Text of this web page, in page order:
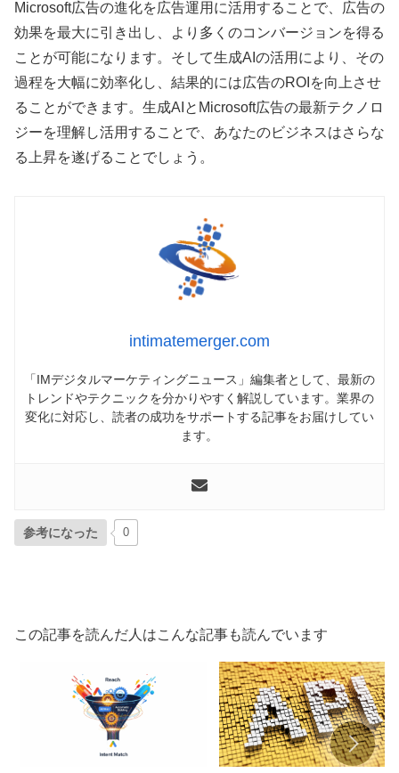
Microsoft広告の進化を広告運用に活用することで、広告の
効果を最大に引き出し、より多くのコンバージョンを得る
ことが可能になります。そして生成AIの活用により、その
過程を大幅に効率化し、結果的には広告のROIを向上させ
ることができます。生成AIとMicrosoft広告の最新テクノロ
ジーを理解し活用することで、あなたのビジネスはさらな
る上昇を遂げることでしょう。
intimatemerger.com
「IMデジタルマーケティングニュース」編集者として、最新の
トレンドやテクニックを分かりやすく解説しています。業界の
変化に対応し、読者の成功をサポートする記事をお届けしてい
ます。
参考になった 0
この記事を読んだ人はこんな記事も読んでいます